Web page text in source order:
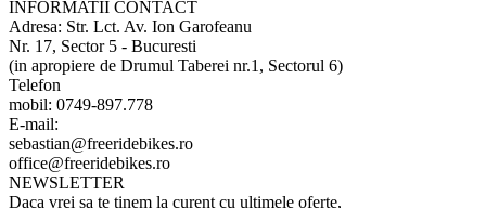
INFORMATII CONTACT
Adresa: Str. Lct. Av. Ion Garofeanu
Nr. 17, Sector 5 - Bucuresti
(in apropiere de Drumul Taberei nr.1, Sectorul 6)
Telefon
mobil: 0749-897.778
E-mail:
sebastian@freeridebikes.ro
office@freeridebikes.ro
NEWSLETTER
Daca vrei sa te tinem la curent cu ultimele oferte,